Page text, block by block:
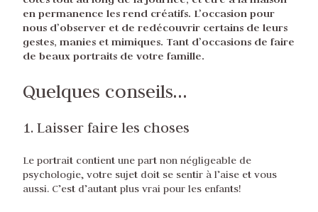
en permanence les rend créatifs. L’occasion pour
nous d’observer et de redécouvrir certains de leurs
gestes, manies et mimiques. Tant d’occasions de faire
de beaux portraits de votre famille.
Quelques conseils…
1. Laisser faire les choses
Le portrait contient une part non négligeable de
psychologie, votre sujet doit se sentir à l’aise et vous
aussi. C’est d’autant plus vrai pour les enfants!